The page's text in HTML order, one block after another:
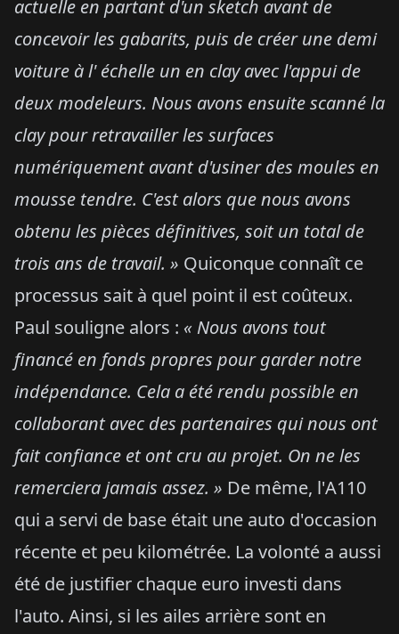
actuelle en partant d'un sketch avant de
concevoir les gabarits, puis de créer une demi
voiture à l' échelle un en clay avec l'appui de
deux modeleurs. Nous avons ensuite scanné la
clay pour retravailler les surfaces
numériquement avant d'usiner des moules en
mousse tendre. C'est alors que nous avons
obtenu les pièces définitives, soit un total de
trois ans de travail. » Quiconque connaît ce
processus sait à quel point il est coûteux.
Paul souligne alors : « Nous avons tout
financé en fonds propres pour garder notre
indépendance. Cela a été rendu possible en
collaborant avec des partenaires qui nous ont
fait confiance et ont cru au projet. On neles
remerciera jamais assez. » De même, l'A110
qui a servi de base était une auto d'occasion
récente et peu kilométrée. La volonté a aussi
été de justifier chaque euro investi dans
l'auto. Ainsi, si les ailes arrière sont en